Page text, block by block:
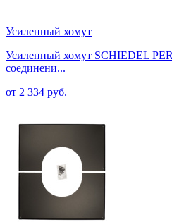
Усиленный хомут
Усиленный хомут SCHIEDEL
соединени...
от 2 334 руб.